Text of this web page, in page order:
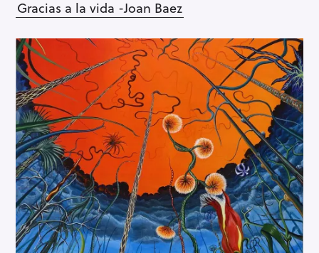
Gracias a la vida -Joan Baez